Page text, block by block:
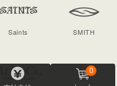
0
Saints SMITH